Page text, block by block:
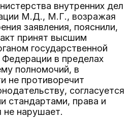
внутренних дел
М.Д., М.Г., возражая
заявления, пояснили,
принят высшим
государственной
Федерации в пределах
полномочий, в
не противоречит
согласуется
стандартами, права и
не нарушает.